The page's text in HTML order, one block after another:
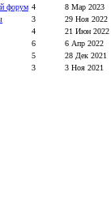
форум 4
8 Мар 2023
3
29 Ноя 2022
4
21 Июн 2022
6
6 Апр 2022
5
28 Дек 2021
3
3 Ноя 2021